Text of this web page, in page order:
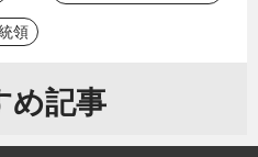
領
め記事